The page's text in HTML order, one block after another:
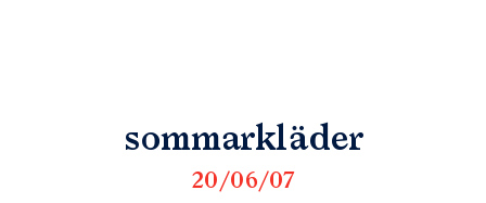
sommarkläder
20/06/07